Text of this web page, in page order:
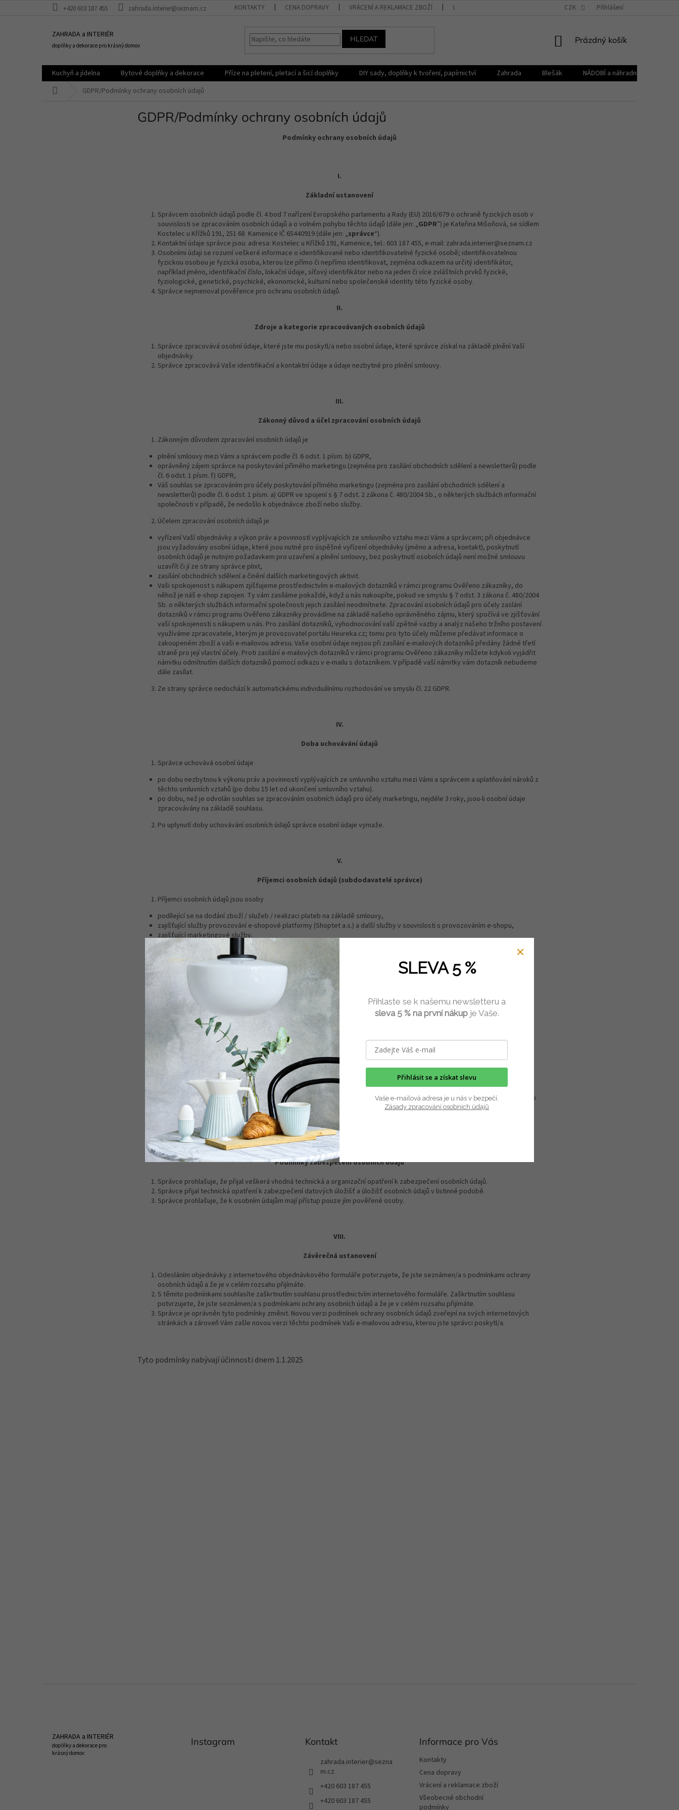
+420 603 187 455 zahrada.interier@seznam.cz KONTAKTY CENA DOPRAVY VRÁCENÍ A REKLAMACE ZBOŽÍ VŠEOBECNÉ OBCHODNÍ PODMÍNKY REKLAMAČNÍ ŘÁD
CZK Přihlášení
ZAHRADA a INTERIÉR
doplňky a dekorace pro krásný domov
HLEDAT
NÁKUPNÍ
Prázdný košík
Kuchyň a jídelna Bytové doplňky a dekorace Příze na pletení, pletací a šicí doplňky DIY sady, doplňky k tvoření, papírnictví Zahrada Blešák
NÁDOBÍ a náhradní díly KELOmat
GDPR/Podmínky ochrany osobních údajů
GDPR/Podmínky ochrany osobních údajů
Podmínky ochrany osobních údajů
I.
Základní ustanovení
Správcem osobních údajů podle čl. 4 bod 7 nařízení Evropského parlamentu a Rady (EU) 2016/679 o ochraně fyzických osob v
souvislosti se zpracováním osobních údajů a o volném pohybu těchto údajů (dále jen: „GDPR”) je Kateřina Mišoňová, se sídlem
Kostelec u Křížků 191, 251 68 Kamenice IČ 65440919 (dále jen: „správce“).
Kontaktní údaje správce jsou: adresa: Kostelec u Křížků 191, Kamenice, tel.: 603 187 455, e-mail: zahrada.interier@seznam.cz
Osobními údaji se rozumí veškeré informace o identifikované nebo identifikovatelné fyzické osobě; identifikovatelnou
fyzickou osobou je fyzická osoba, kterou lze přímo či nepřímo identifikovat, zejména odkazem na určitý identifikátor,
například jméno, identifikační číslo, lokační údaje, síťový identifikátor nebo na jeden či více zvláštních prvků fyzické,
fyziologické, genetické, psychické, ekonomické, kulturní nebo společenské identity této fyzické osoby.
Správce nejmenoval pověřence pro ochranu osobních údajů.
II.
Zdroje a kategorie zpracovávaných osobních údajů
Správce zpracovává osobní údaje, které jste mu poskytl/a nebo osobní údaje, které správce získal na základě plnění Vaší
objednávky.
Správce zpracovává Vaše identifikační a kontaktní údaje a údaje nezbytné pro plnění smlouvy.
III.
Zákonný důvod a účel zpracování osobních údajů
Zákonným důvodem zpracování osobních údajů je
plnění smlouvy mezi Vámi a správcem podle čl. 6 odst. 1 písm. b) GDPR,
oprávněný zájem správce na poskytování přímého marketingu (zejména pro zasílání obchodních sdělení a newsletterů) podle
čl. 6 odst. 1 písm. f) GDPR,
Váš souhlas se zpracováním pro účely poskytování přímého marketingu (zejména pro zasílání obchodních sdělení a
newsletterů) podle čl. 6 odst. 1 písm. a) GDPR ve spojení s § 7 odst. 2 zákona č. 480/2004 Sb., o některých službách informační
společnosti v případě, že nedošlo k objednávce zboží nebo služby.
Účelem zpracování osobních údajů je
vyřízení Vaší objednávky a výkon práv a povinností vyplývajících ze smluvního vztahu mezi Vámi a správcem; při objednávce
jsou vyžadovány osobní údaje, které jsou nutné pro úspěšné vyřízení objednávky (jméno a adresa, kontakt), poskytnutí
osobních údajů je nutným požadavkem pro uzavření a plnění smlouvy, bez poskytnutí osobních údajů není možné smlouvu
uzavřít či jí ze strany správce plnit,
zasílání obchodních sdělení a činění dalších marketingových aktivit.
Vaši spokojenost s nákupem zjišťujeme prostřednictvím e-mailových dotazníků v rámci programu Ověřeno zákazníky, do
něhož je náš e-shop zapojen. Ty vám zasíláme pokaždé, když u nás nakoupíte, pokud ve smyslu § 7 odst. 3 zákona č. 480/2004
Sb. o některých službách informační společnosti jejich zasílání neodmítnete. Zpracování osobních údajů pro účely zaslání
dotazníků v rámci programu Ověřeno zákazníky provádíme na základě našeho oprávněného zájmu, který spočívá ve zjišťování
vaší spokojenosti s nákupem u nás. Pro zasílání dotazníků, vyhodnocování vaší zpětné vazby a analýz našeho tržního postavení
využíváme zpracovatele, kterým je provozovatel portálu Heureka.cz; tomu pro tyto účely můžeme předávat informace o
zakoupeném zboží a vaši e-mailovou adresu. Vaše osobní údaje nejsou při zasílání e-mailových dotazníků předány žádné třetí
straně pro její vlastní účely. Proti zasílání e-mailových dotazníků v rámci programu Ověřeno zákazníky můžete kdykoli vyjádřit
námitku odmítnutím dalších dotazníků pomocí odkazu v e-mailu s dotazníkem. V případě vaší námitky vám dotazník nebudeme
dále zasílat.
Ze strany správce nedochází k automatickému individuálnímu rozhodování ve smyslu čl. 22 GDPR.
IV.
Doba uchovávání údajů
Správce uchovává osobní údaje
po dobu nezbytnou k výkonu práv a povinností vyplývajících ze smluvního vztahu mezi Vámi a správcem a uplatňování nároků z
těchto smluvních vztahů (po dobu 15 let od ukončení smluvního vztahu).
po dobu, než je odvolán souhlas se zpracováním osobních údajů pro účely marketingu, nejdéle 3 roky, jsou-li osobní údaje
zpracovávány na základě souhlasu.
Po uplynutí doby uchovávání osobních údajů správce osobní údaje vymaže.
V.
Příjemci osobních údajů (subdodavatelé správce)
Příjemci osobních údajů jsou osoby
podílející se na dodání zboží / služeb / realizaci plateb na základě smlouvy,
zajišťující služby provozování e-shopové platformy (Shoptet a.s.) a další služby v souvislosti s provozováním e-shopu,
zajišťující marketingové služby.
Správce nemá v úmyslu předat osobní údaje do třetí země (do země mimo EU) nebo mezinárodní organizaci.
Vaše práva
Za podmínek stanovených v GDPR máte
právo na přístup ke svým osobním údajům dle čl. 15 GDPR,
právo opravu osobních údajů dle čl. 16 GDPR, popřípadě omezení zpracování dle čl. 18 GDPR.
právo na výmaz osobních údajů dle čl. 17 GDPR.
právo vznést námitku proti zpracování dle čl. 21 GDPR a
právo na přenositelnost údajů dle čl. 20 GDPR.
právo odvolat souhlas se zpracováním písemně nebo elektronicky na adresu nebo email správce uvedený v čl. III těchto
podmínek.
Dále máte právo podat stížnost u Úřadu pro ochranu osobních údajů v případě, že se domníváte, že bylo porušeno Vaší právo
na ochranu osobních údajů.
VII.
Podmínky zabezpečení osobních údajů
Správce prohlašuje, že přijal veškerá vhodná technická a organizační opatření k zabezpečení osobních údajů.
Správce přijal technická opatření k zabezpečení datových úložišť a úložišť osobních údajů v listinné podobě.
Správce prohlašuje, že k osobním údajům mají přístup pouze jím pověřené osoby.
VIII.
Závěrečná ustanovení
Odesláním objednávky z internetového objednávkového formuláře potvrzujete, že jste seznámen/a s podmínkami ochrany
osobních údajů a že je v celém rozsahu přijímáte.
S těmito podmínkami souhlasíte zaškrtnutím souhlasu prostřednictvím internetového formuláře. Zaškrtnutím souhlasu
potvrzujete, že jste seznámen/a s podmínkami ochrany osobních údajů a že je v celém rozsahu přijímáte.
Správce je oprávněn tyto podmínky změnit. Novou verzi podmínek ochrany osobních údajů zveřejní na svých internetových
stránkách a zároveň Vám zašle novou verzi těchto podmínek Vaši e-mailovou adresu, kterou jste správci poskytl/a.
Tyto podmínky nabývají účinnosti dnem 1.1.2025
ZAHRADA a INTERIÉR
doplňky a dekorace pro
krásný domov
Instagram Kontakt
zahrada.interier@sezna
m.cz
+420 603 187 455
+420 603 187 455
Informace pro Vás
Kontakty
Cena dopravy
Vrácení a reklamace zboží
Všeobecné obchodní
podmínky
SLEVA 5 %
Přihlaste se k našemu newsletteru a
sleva 5 % na první nákupje Vaše.
Přihlásit se a získat slevu
Vaše e-mailová adresa je u nás v bezpečí.
Zásady zpracování osobních údajů